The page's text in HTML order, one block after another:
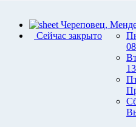
Череповец,
Сейчас закрыто